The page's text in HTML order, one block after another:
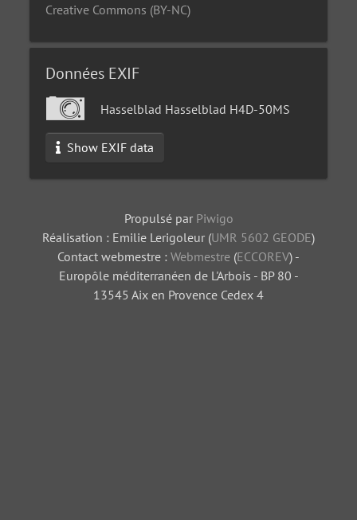
Creative Commons (BY-NC)
Données EXIF
Hasselblad Hasselblad H4D-50MS
Show EXIF data
Propulsé par Piwigo
Réalisation : Emilie Lerigoleur (UMR 5602 GEODE)
Contact webmestre : Webmestre (ECCOREV) -
Europôle méditerranéen de L'Arbois - BP 80 -
13545 Aix en Provence Cedex 4